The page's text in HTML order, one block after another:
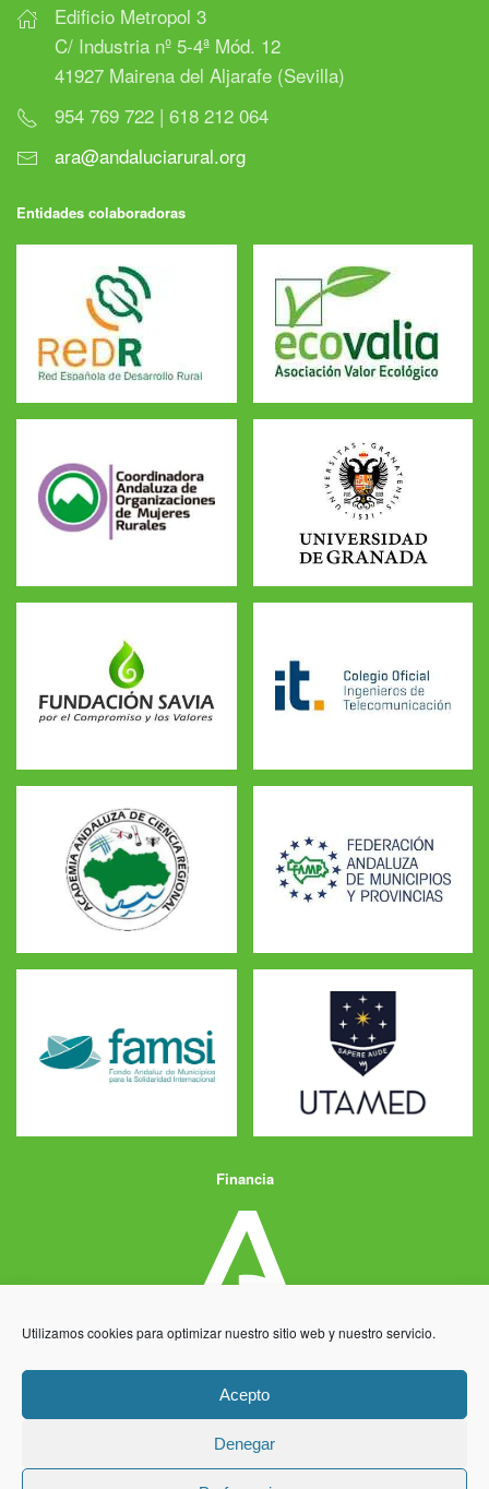
Utilizamos cookies para optimizar nuestro sitio web y nuestro servicio.
Acepto
Denegar
Edificio Metropol 3
C/ Industria nº 5-4ª Mód. 12
41927 Mairena del Aljarafe (Sevilla)
954 769 722 | 618 212 064
ara@andaluciarural.org
Entidades colaboradoras
Financia